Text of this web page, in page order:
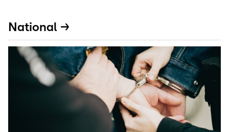
National →